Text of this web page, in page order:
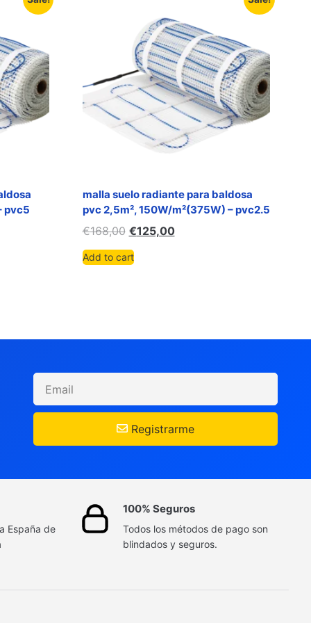
pvc5
malla suelo radiante para baldosa
pvc 2,5m², 150W/m²(375W) – pvc2.5
€168,00 €125,00
Add to cart
Registrarme
España de
100% Seguros
Todos los métodos de pago son
blindados y seguros.